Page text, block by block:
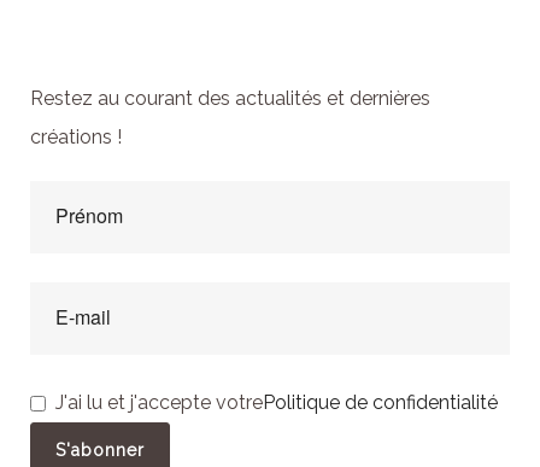
Restez au courant des actualités et dernières
créations !
J'ai lu et j'accepte votrePolitique de confidentialité